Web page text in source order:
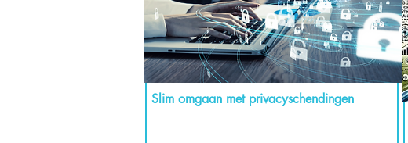
Slim omgaan met privacyschendingen